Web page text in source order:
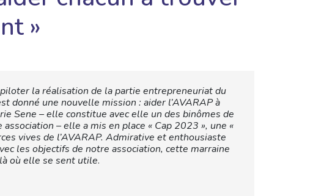
»
la réalisation de la partie entrepreneuriat du
donné une nouvelle mission : aider l’AVARAP à
Sene – elle constitue avec elle un des binômes de
– elle a mis en place « Cap 2023 », une «
vives de l’AVARAP. Admirative et enthousiaste
les objectifs de notre association, cette marraine
où elle se sent utile.